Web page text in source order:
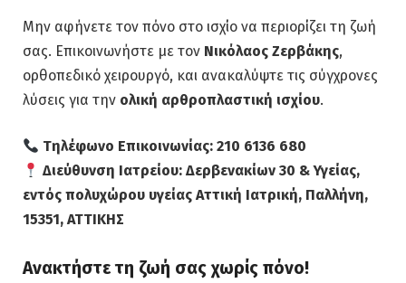
Μην αφήνετε τον πόνο στο ισχίο να περιορίζει τη ζωή
σας. Επικοινωνήστε με τον Νικόλαος Ζερβάκης,
ορθοπεδικό χειρουργό, και ανακαλύψτε τις σύγχρονες
λύσεις για την ολική αρθροπλαστική ισχίου.
Τηλέφωνο Επικοινωνίας: 210 6136 680
Διεύθυνση Ιατρείου: Δερβενακίων 30 & Υγείας,
εντός πολυχώρου υγείας Αττική Ιατρική, Παλλήνη,
15351, ΑΤΤΙΚΗΣ
Ανακτήστε τη ζωή σας χωρίς πόνο!